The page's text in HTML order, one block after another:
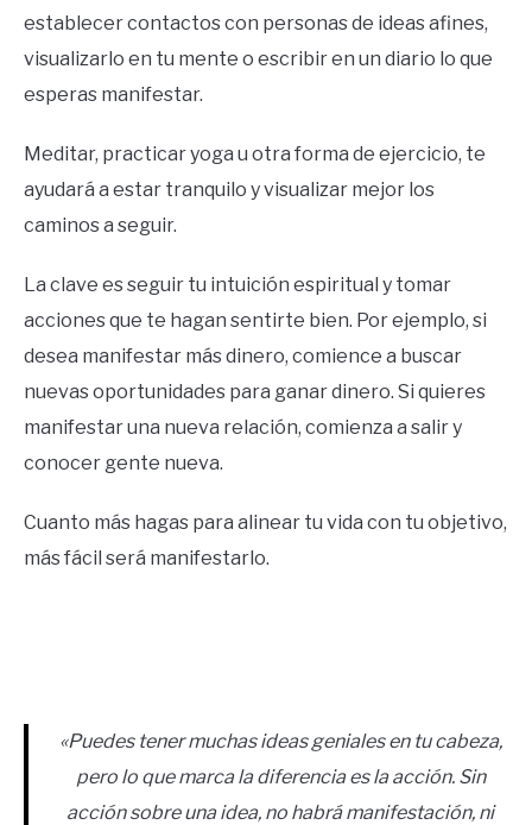
establecer contactos con personas de ideas afines,
visualizarlo en tu mente o escribir en un diario lo que
esperas manifestar.
Meditar, practicar yoga u otra forma de ejercicio, te
ayudará a estar tranquilo y visualizar mejor los
caminos a seguir.
La clave es seguir tu intuición espiritual y tomar
acciones que te hagan sentirte bien. Por ejemplo, si
desea manifestar más dinero, comience a buscar
nuevas oportunidades para ganar dinero. Si quieres
manifestar una nueva relación, comienza a salir y
conocer gente nueva.
Cuanto más hagas para alinear tu vida con tu objetivo,
más fácil será manifestarlo.
«Puedes tener muchas ideas geniales en tu cabeza,
pero lo que marca la diferencia es la acción. Sin
acción sobre una idea, no habrá manifestación, ni